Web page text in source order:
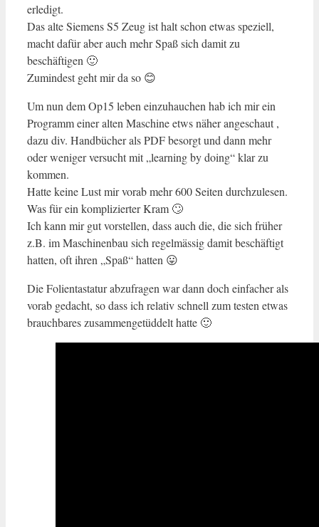
erledigt.
Das alte Siemens S5 Zeug ist halt schon etwas speziell,
macht dafür aber auch mehr Spaß sich damit zu
beschäftigen 🙂
Zumindest geht mir da so 😊
Um nun dem Op15 leben einzuhauchen hab ich mir ein
Programm einer alten Maschine etws näher angeschaut ,
dazu div. Handbücher als PDF besorgt und dann mehr
oder weniger versucht mit „learning by doing“ klar zu
kommen.
Hatte keine Lust mir vorab mehr 600 Seiten durchzulesen.
Was für ein komplizierter Kram 🙄
Ich kann mir gut vorstellen, dass auch die, die sich früher
z.B. im Maschinenbau sich regelmässig damit beschäftigt
hatten, oft ihren „Spaß“ hatten 😛
Die Folientastatur abzufragen war dann doch einfacher als
vorab gedacht, so dass ich relativ schnell zum testen etwas
brauchbares zusammengetüddelt hatte 🙂